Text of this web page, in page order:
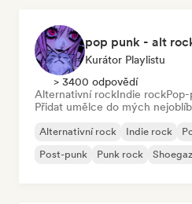
pop punk - alt
Kurátor Playlistu
> 3400 odpovědí
Alternativní rockIndie rock
Přidat umělce do mých
Alternativní rock Indie rock
Post-punk
Punk rock